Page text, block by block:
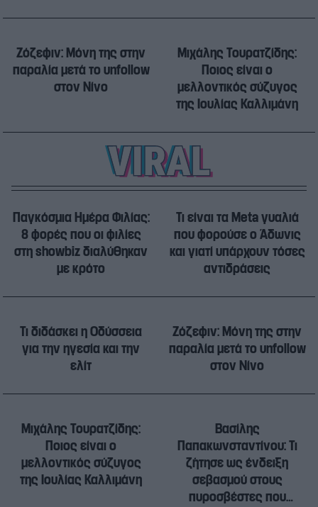
Ζόζεφιν: Μόνη της στην
παραλία μετά το unfollow
στον Νίνο
Μιχάλης Τουρατζίδης:
Ποιος είναι ο
μελλοντικός σύζυγος
της Ιουλίας Καλλιμάνη
Παγκόσμια Ημέρα Φιλίας:
8 φορές που οι φιλίες
στη showbiz διαλύθηκαν
με κρότο
Τι είναι τα Meta γυαλιά
που φορούσε ο Άδωνις
και γιατί υπάρχουν τόσες
αντιδράσεις
Τι διδάσκει η Οδύσσεια
για την ηγεσία και την
ελίτ
Ζόζεφιν: Μόνη της στην
παραλία μετά το unfollow
στον Νίνο
Μιχάλης Τουρατζίδης:
Ποιος είναι ο
μελλοντικός σύζυγος
της Ιουλίας Καλλιμάνη
Βασίλης
Παπακωνσταντίνου: Τι
ζήτησε ως ένδειξη
σεβασμού στους
πυροσβέστες που